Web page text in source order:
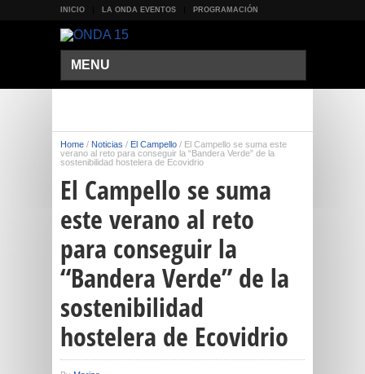
INICIO LA ONDA EVENTOS PROGRAMACIÓN
MENU
Home / Noticias / El Campello / El Campello se suma este
verano al reto para conseguir la “Bandera Verde” de la
sostenibilidad hostelera de Ecovidrio
El Campello se suma
este verano al reto
para conseguir la
“Bandera Verde” de la
sostenibilidad
hostelera de Ecovidrio